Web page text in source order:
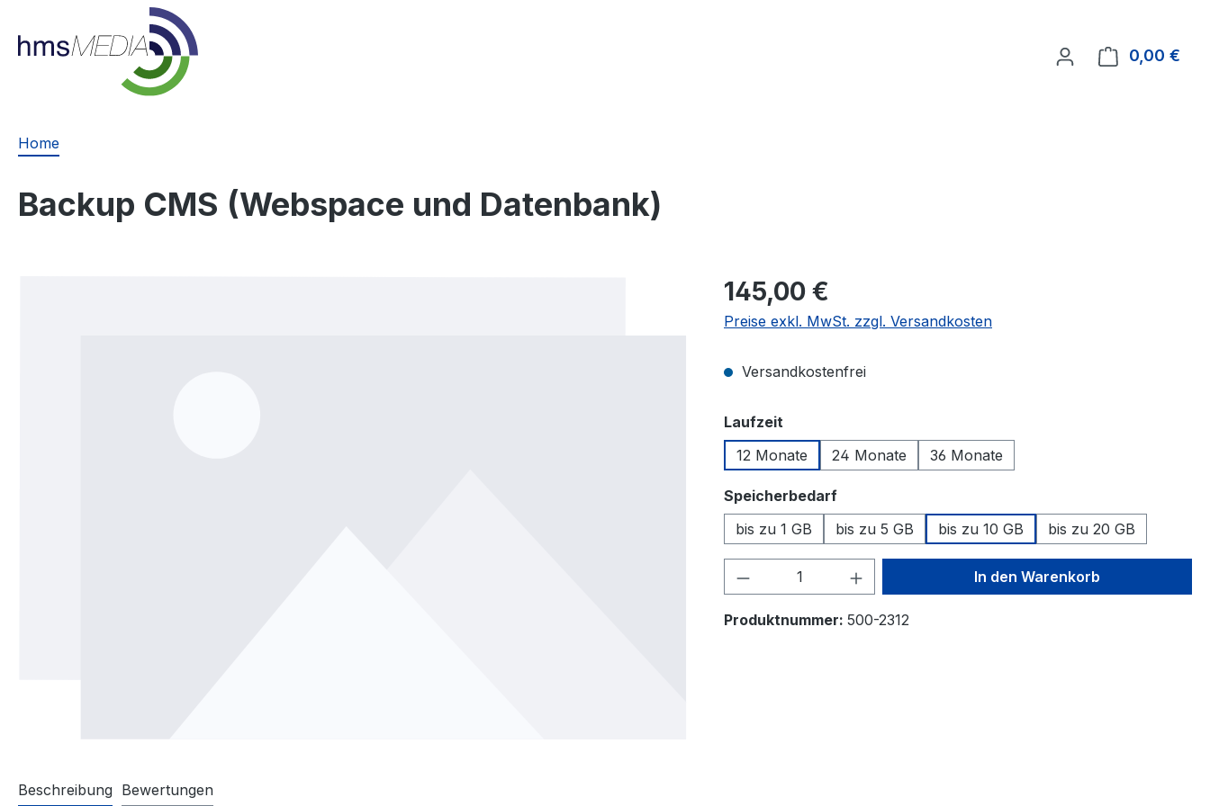
Zur Hauptnavigation springen
0,00 €
Home
Backup CMS (Webspace und Datenbank)
145,00 €
Preise exkl. MwSt. zzgl. Versandkosten
Versandkostenfrei
Laufzeit
12 Monate
24 Monate 36 Monate
Speicherbedarfauswählen
bis zu 1 GB
bis zu 5 GB bis zu 10 GB bis zu 20 GB
Produkt Anzahl: Gib den gewünschten Wert
In den Warenkorb
Produktnummer: 500-2312
Beschreibung Bewertungen